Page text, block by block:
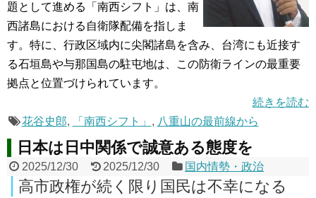
題として進める「南西シフト」は、南
西諸島における自衛隊配備を指しま
す。特に、行政区域内に尖閣諸島を含み、台湾にも近接す
る石垣島や与那国島の駐屯地は、この防衛ラインの最重要
拠点と位置づけられています。
続きを読む
花谷史郎, 「南西シフト」 , 八重山の最前線から
日本は日中関係で誠意ある態度を
2025/12/30 2025/12/30 国内情勢・政治
高市政権が続く限り国民は不幸になる